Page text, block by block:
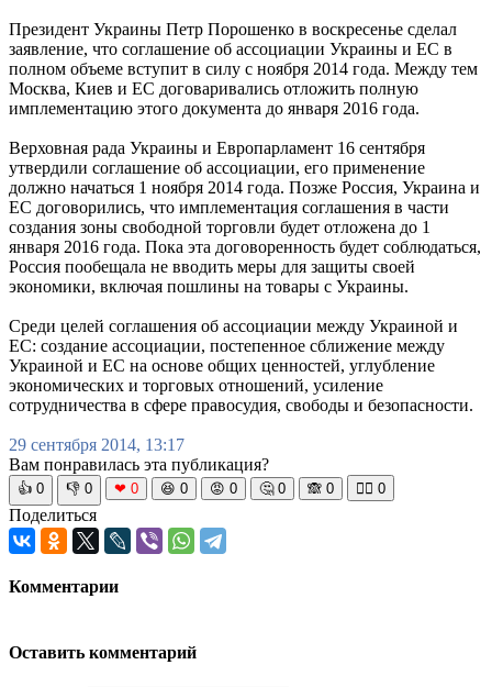
Президент Украины Петр Порошенко в воскресенье сделал
заявление, что соглашение об ассоциации Украины и ЕС в
полном объеме вступит в силу с ноября 2014 года. Между тем
Москва, Киев и ЕС договаривались отложить полную
имплементацию этого документа до января 2016 года.
Верховная рада Украины и Европарламент 16 сентября
утвердили соглашение об ассоциации, его применение
должно начаться 1 ноября 2014 года. Позже Россия, Украина и
ЕС договорились, что имплементация соглашения в части
создания зоны свободной торговли будет отложена до 1
января 2016 года. Пока эта договоренность будет соблюдаться,
Россия пообещала не вводить меры для защиты своей
экономики, включая пошлины на товары с Украины.
Среди целей соглашения об ассоциации между Украиной и
ЕС: создание ассоциации, постепенное сближение между
Украиной и ЕС на основе общих ценностей, углубление
экономических и торговых отношений, усиление
сотрудничества в сфере правосудия, свободы и безопасности.
29 сентября 2014, 13:17
Вам понравилась эта публикация?
👍 0 👎 0 ❤ 0 😆 0 😡 0 🤔 0 🙈 0 🧘‍♀️ 0
Поделиться
Комментарии
Оставить комментарий